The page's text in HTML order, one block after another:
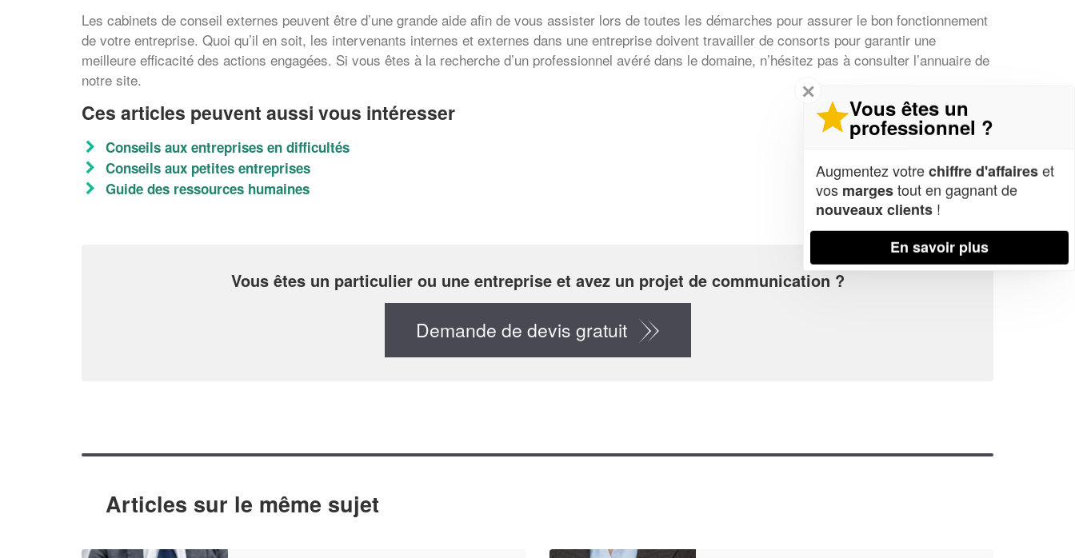
Les cabinets de conseil externes peuvent être d’une grande aide afin de vous assister lors de toutes les démarches pour assurer le bon fonctionnement
de votre entreprise. Quoi qu’il en soit, les intervenants internes et externes dans une entreprise doivent travailler de consorts pour garantir une
meilleure efficacité des actions engagées. Si vous êtes à la recherche d’un professionnel avéré dans le domaine, n’hésitez pas à consulter l’annuaire de
notre site.
Ces articles peuvent aussi vous intéresser
Conseils aux entreprises en difficultés
Conseils aux petites entreprises
Guide des ressources humaines
Vous êtes un particulier ou une entreprise et avez un projet de communication ?
Demande de devis gratuit
Articles sur le même sujet
✕
Vous êtes un
professionnel ?
Augmentez votrechiffre d'affaireset
vos margestout en gagnant de
nouveaux clients !
En savoir plus